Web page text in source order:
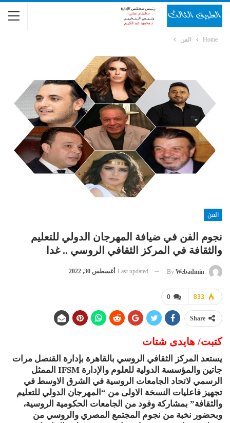
Home الفن
الفن
نجوم الفن في ضيافة المهرجان الدولي للتعليم
والثقافة في المركز الثقافي الروسي .. غدا
By Webadmin
Last updated أغسطس 30, 2022
0 833
Share
كتبت/ هايدى شتات
يستعد المركز الثقافي الروسي بالقاهرة بإدارة القنصل مرات
جاتين والمؤسسة الدولية للعلوم والإدارة IFSM الممثل
الرسمي لاتحاد الجامعات الروسية في الشرق الاوسط في
تجهيز فاعليات النسخة الاولى من “المهرجان الدولي للتعليم
والثقافة” بمشاركة وفود من الجامعات الحكومية الروسية،
وبحضور نخبة من نجوم المجتمع المصري والروسي من